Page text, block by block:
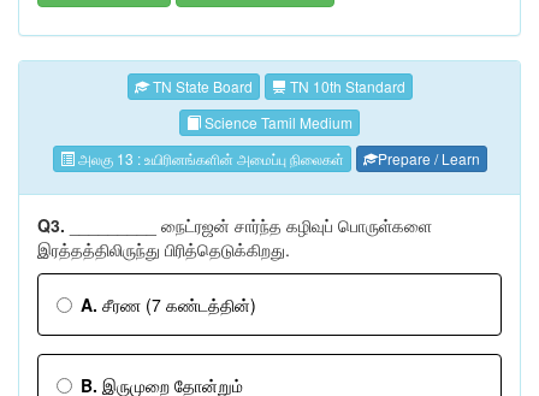
TN State Board
TN 10th Standard
Science Tamil Medium
அலகு 13 : உயிரினங்களின் அமைப்பு நிலைகள்
Prepare / Learn
Q3.
_________ நைட்ரஜன் சார்ந்த கழிவுப் பொருள்களை
இரத்தத்திலிருந்து பிரித்தெடுக்கிறது.
A. சீரண (7 கண்டத்தின்)
B. இருமுறை தோன்றும்